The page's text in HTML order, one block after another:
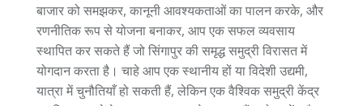
बाजार को समझकर, कानूनी आवश्यकताओं का पालन करके, और
रणनीतिक रूप से योजना बनाकर, आप एक सफल व्यवसाय
स्थापित कर सकते हैं जो सिंगापुर की समृद्ध समुद्री विरासत में
योगदान करता है। चाहे आप एक स्थानीय हों या विदेशी उद्यमी,
यात्रा में चुनौतियाँ हो सकती हैं, लेकिन एक वैश्विक समुद्री केंद्र